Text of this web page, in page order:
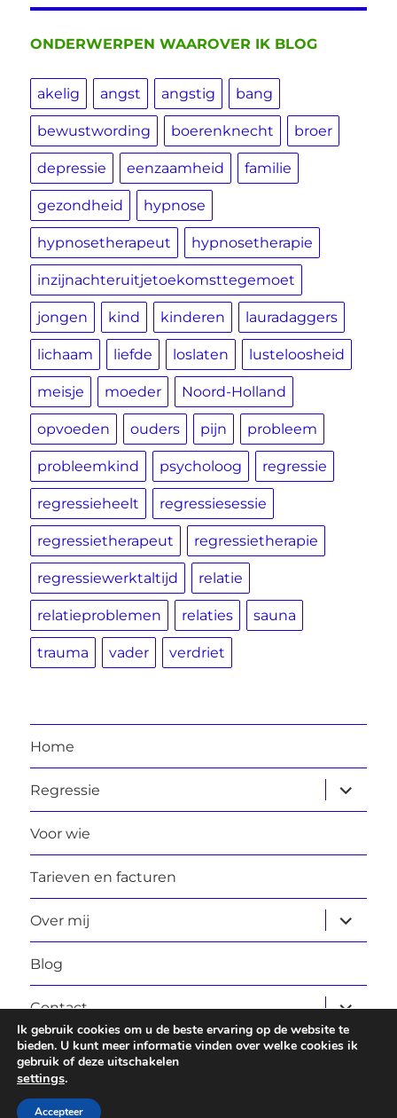
ONDERWERPEN WAAROVER IK BLOG
akelig angst angstig bang
bewustwording boerenknecht broer
depressie eenzaamheid familie
gezondheid hypnose
hypnosetherapeut hypnosetherapie
inzijnachteruitjetoekomsttegemoet
jongen kind kinderen lauradaggers
lichaam liefde loslaten lusteloosheid
meisje moeder Noord-Holland
opvoeden ouders pijn probleem
probleemkind psycholoog regressie
regressieheelt regressiesessie
regressietherapeut regressietherapie
regressiewerktaltijd relatie
relatieproblemen relaties sauna
trauma vader verdriet
Home
Regressie
Voor wie
Tarieven en facturen
Over mij
Blog
Contact
Laura Daggers Privacybeleid
WordPress
Ik gebruik cookies om u de beste ervaring op de website te
bieden. U kunt meer informatie vinden over welke cookies ik
gebruik of deze uitschakelen
settings.
Accepteer